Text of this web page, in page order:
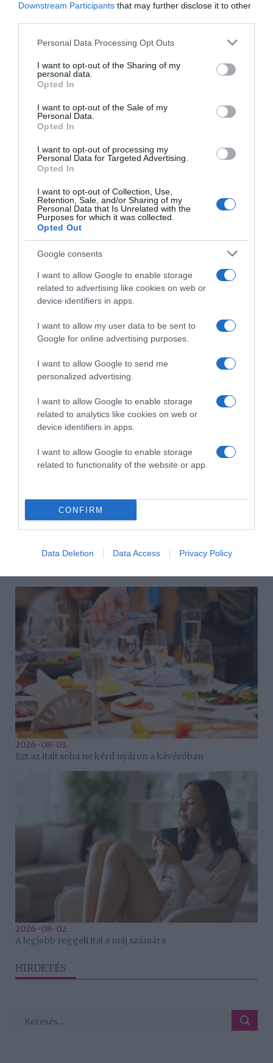
Downstream Participants that may further disclose it to other
Please note that this website/app uses one or more Google
not limited to your visit or usage behaviour. You may click to
grant or deny consent to Google and its third-party tags to
use your data for below specified purposes in below Google
consent section.
Personal Data Processing Opt Outs
I want to opt-out of the Sharing of my
personal data.
Opted In
I want to opt-out of the Sale of my
Personal Data.
Opted In
I want to opt-out of processing my
Personal Data for Targeted Advertising.
Opted In
I want to opt-out of Collection, Use,
Retention, Sale, and/or Sharing of my
Personal Data that Is Unrelated with the
Purposes for which it was collected.
Opted Out
Google consents
I want to allow Google to enable storage
related to advertising like cookies on web or
device identifiers in apps.
I want to allow my user data to be sent to
Google for online advertising purposes.
I want to allow Google to send me
personalized advertising.
I want to allow Google to enable storage
related to analytics like cookies on web or
device identifiers in apps.
I want to allow Google to enable storage
related to functionality of the website or app.
CONFIRM
Data Deletion Data Access Privacy Policy
Megosztás: Facebook Pinterest
Címkék: párkapcsolat felmérés
veszekedés
Korábbi bejegyzések Következő bejegyzés
HASONLÓ BEJEGYZÉSEK
2026-08-05.
2026-08-03.
Ezt az italt soha ne kérd nyáron a kávézóban
2026-08-02.
A legjobb reggeli ital a máj számára
HIRDETÉS